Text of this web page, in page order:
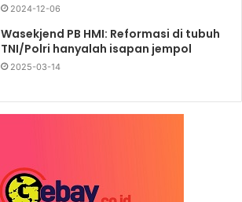
2024-12-06
Wasekjend PB HMI: Reformasi di tubuh
TNI/Polri hanyalah isapan jempol
2025-03-14